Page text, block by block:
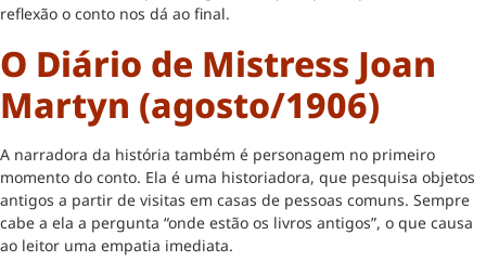
reflexão o conto nos dá ao final.
O Diário de Mistress Joan
Martyn (agosto/1906)
A narradora da história também é personagem no primeiro
momento do conto. Ela é uma historiadora, que pesquisa objetos
antigos a partir de visitas em casas de pessoas comuns. Sempre
cabe a ela a pergunta “onde estão os livros antigos”, o que causa
ao leitor uma empatia imediata.